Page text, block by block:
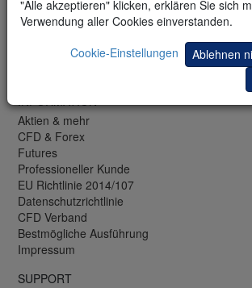
"Alle akzeptieren" klicken, erklären Sie sich
Verwendung aller Cookies einverstanden.
Cookie-Einstellungen
Ablehnen
Trading-Demo
Mobile-Demo
Trading-Blog
INFORMATION
Aktien & mehr
CFD & Forex
Futures
Professioneller Kunde
EU Richtlinie 2014/107
Datenschutzrichtlinie
CFD Verband
Bestmögliche Ausführung
Impressum
SUPPORT